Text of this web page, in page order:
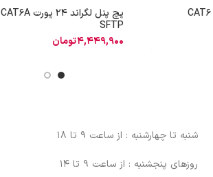
پچ پنل لگراند 24 پورت CAT6
پچ پنل لگراند 24 پورت CAT6A
SFTP
4,449,900تومان
شنبه تا چهارشنبه : از ساعت 9 تا 18
روزهای پنجشنبه : از ساعت 9 تا 14